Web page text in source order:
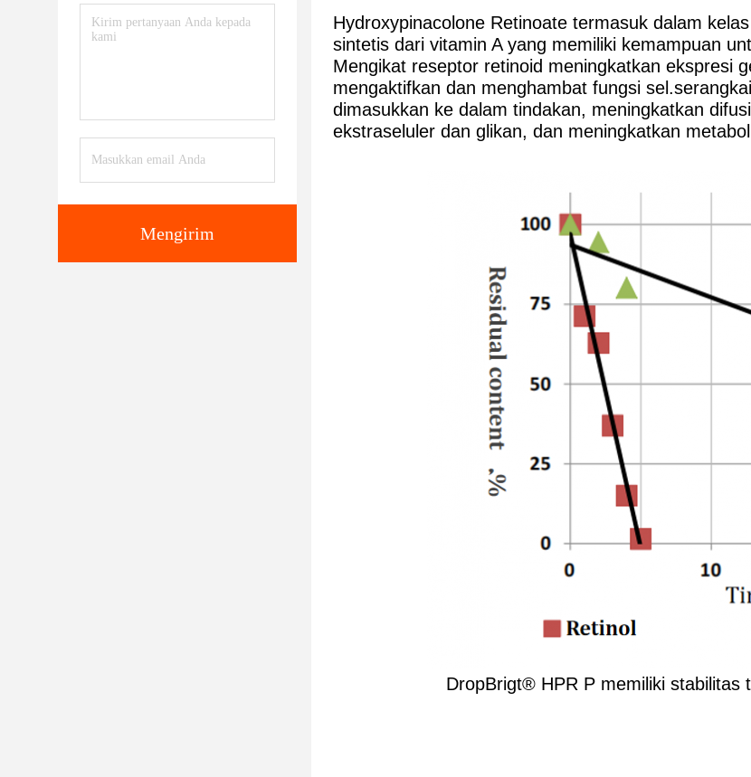
Mengirim
Hydroxypinacolone Retinoate termasuk dalam
sintetis dari vitamin A yang memiliki kemampuan
Mengikat reseptor retinoid meningkatkan ekspresi
mengaktifkan dan menghambat fungsi
dimasukkan ke dalam tindakan, meningkatkan
ekstraseluler dan glikan, dan meningkatkan
DropBrigt® HPR P memiliki stabilitas